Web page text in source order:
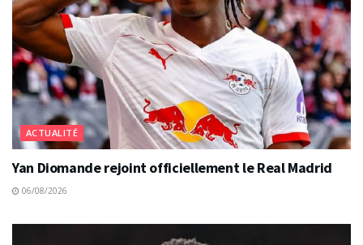
ACTUALITÉ
Yan Diomande rejoint officiellement le Real Madrid
06/08/2026